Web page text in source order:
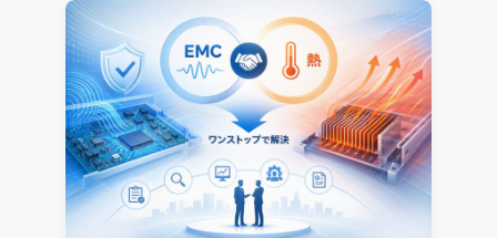
MBDプロセス構築コンサルティング
CAEエンジニアリングコンサルティング
音響設計
CAE分野におけるAIコンサルティング
システム構築と開発
CONVERGE
iconCFD
SIMULIA Abaqus Unified FEA
Simcenter Flotherm
Simcenter Flotherm XT
Ansys Electronics
DEMITASNX
Simcenter 3D Acoustics